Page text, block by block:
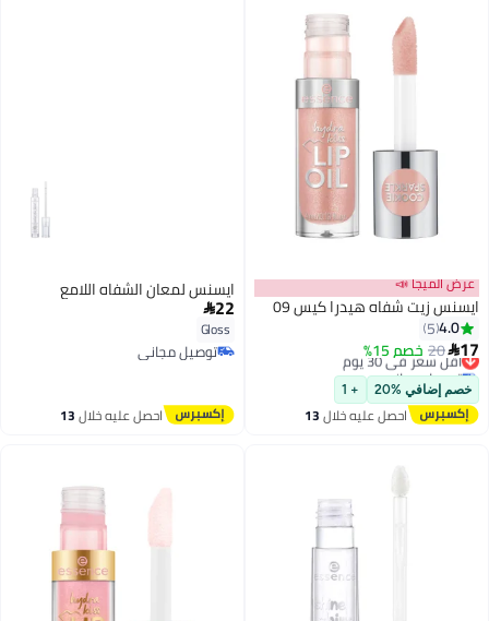
عرض الميجا 📣
ايسنس زيت شفاه هيدرا كيس 09
4.0
5
17
20 خصم 15%
أقل سعر في 30 يوم
توصيل مجاني
أقل سعر في 30 يوم
خصم إضافي %20 + 1
احصل عليه خلال13
ايسنس لمعان الشفاه اللامع
22
Gloss
توصيل مجاني
توصيل مجاني
احصل عليه خلال13